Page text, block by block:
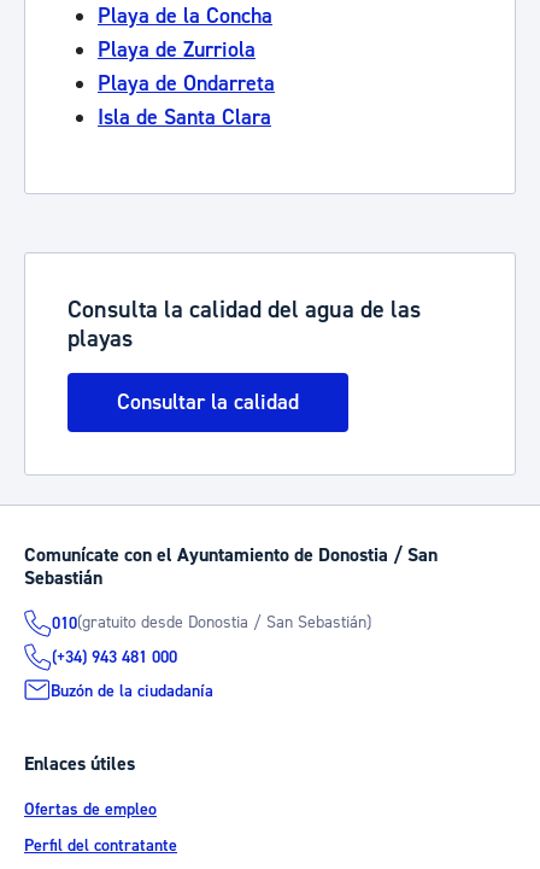
Playa de la Concha
Playa de Zurriola
Playa de Ondarreta
Isla de Santa Clara
Consulta la calidad del agua de las
playas
Consultar la calidad
Comunícate con el Ayuntamiento de Donostia / San
Sebastián
010(gratuito desde Donostia / San Sebastián)
(+34) 943 481 000
Buzón de la ciudadanía
Enlaces útiles
Ofertas de empleo
Perfil del contratante